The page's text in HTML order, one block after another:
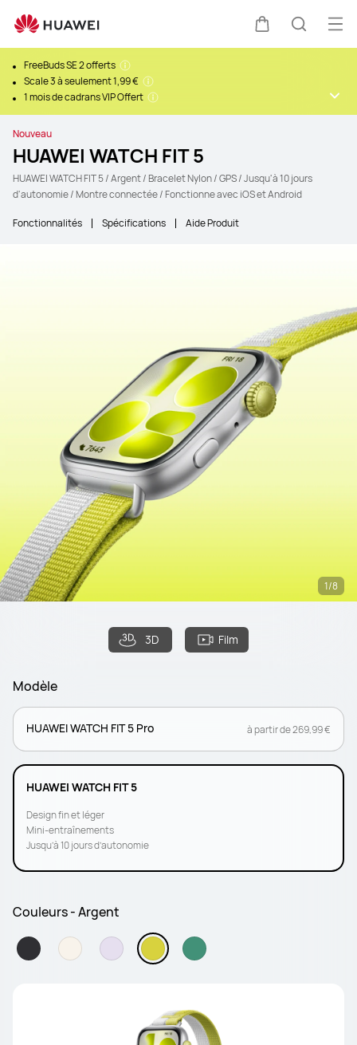
Couvercle
FreeBuds SE 2 offerts
Scale 3 à seulement 1,99 €
1 mois de cadrans VIP Offert
Nouveau
HUAWEI WATCH FIT 5
HUAWEI WATCH FIT 5 / Argent / Bracelet Nylon / GPS / Jusqu'à 10 jours
d'autonomie / Montre connectée / Fonctionne avec iOS et Android
Fonctionnalités Spécifications Aide Produit
3D Film
1/8
Modèle
HUAWEI WATCH FIT 5 Pro à partir de 269,99 €
HUAWEI WATCH FIT 5
Design fin et léger
Mini-entraînements
Jusqu’à 10 jours d’autonomie
Couleurs - Argent